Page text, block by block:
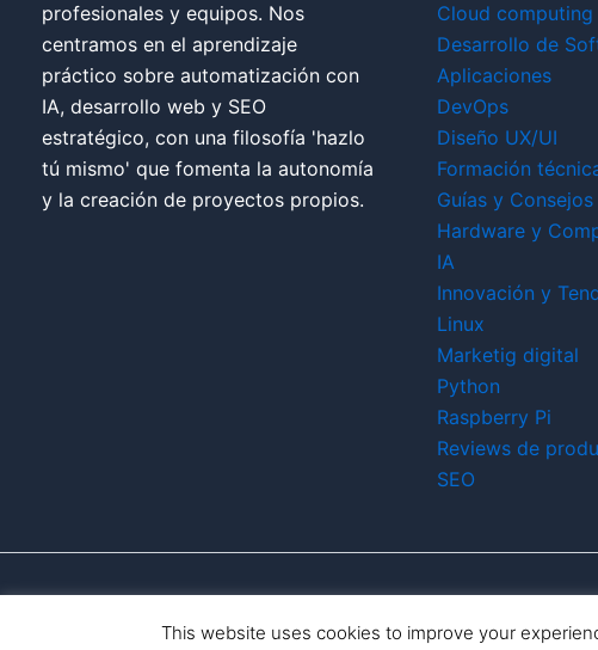
profesionales y equipos. Nos
centramos en el aprendizaje
práctico sobre automatización con
IA, desarrollo web y SEO
estratégico, con una filosofía 'hazlo
tú mismo' que fomenta la autonomía
y la creación de proyectos propios.
Cloud computing
Desarrollo de
Aplicaciones
DevOps
Diseño UX/UI
Formación
Guías y Consejos
Hardware y
IA
Innovación y
Linux
Marketig digital
Python
Raspberry Pi
Reviews de
SEO
This website uses cookies to improve your